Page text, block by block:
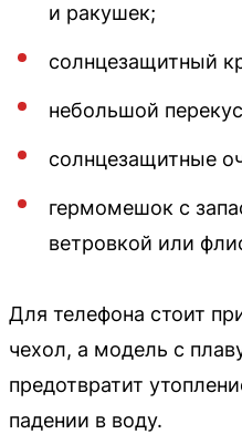
и ракушек;
солнцезащитный
небольшой
солнцезащитные
гермомешок с
ветровкой или
Для телефона стоит
чехол, а модель с
предотвратит
падении в воду.